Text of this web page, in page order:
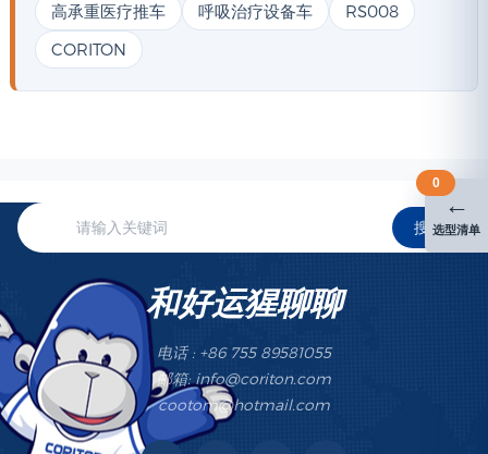
高承重医疗推车
呼吸治疗设备车
RS008
CORITON
搜索
和好运猩聊聊
电话 : +86 755 89581055
邮箱: info@coriton.com
cootom@hotmail.com
←
选型清单
0